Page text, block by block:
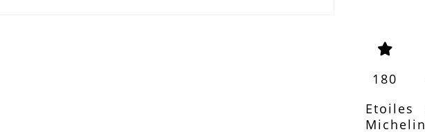
180
Etoiles
Michelin